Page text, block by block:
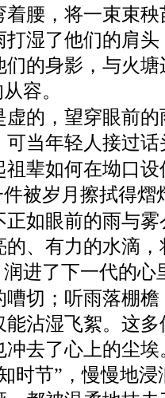
腰，将一束束
湿了他们的肩
的身影，与火
容。
的，望穿眼前
当年轻人接过
辈如何在坳口
被岁月擦拭得
如眼前的雨与
、有力的水滴
进了下一代的心
切；听雨落棚
沾湿飞絮。这
去了心上的尘
时节” ，慢慢地